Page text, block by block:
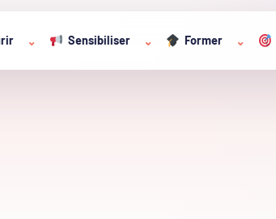
⌄ Sensibiliser ⌄ Former ⌄